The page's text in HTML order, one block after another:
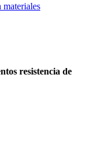
materiales
resistencia de